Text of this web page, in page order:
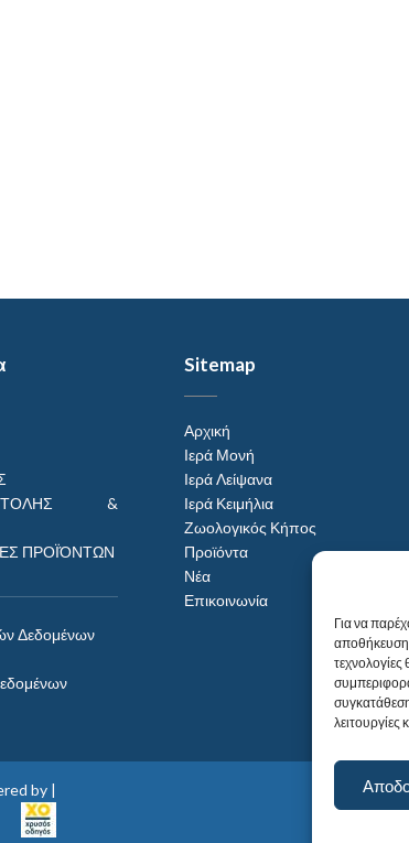
Για να
αποθήκευση
λειτουργίες
&
ΠΡΟΪΌΝΤΩΝ
Δεδομένων
Sitemap
Αρχική
Ιερά Μονή
Ιερά Λείψανα
Ιερά Κειμήλια
Ζωολογικός Κήπος
Προϊόντα
Νέα
Επικοινωνία
by |